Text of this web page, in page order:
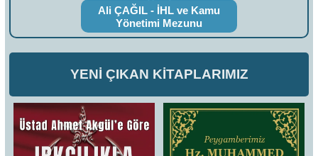
Ali ÇAĞIL - İHL ve Kamu
Yönetimi Mezunu
YENİ ÇIKAN KİTAPLARIMIZ